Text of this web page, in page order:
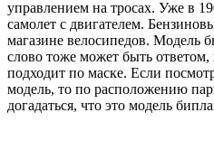
управлением на тросах. Уже в
самолет с двигателем.
магазине велосипедов. Модель
слово тоже может быть
подходит по маске. Если
модель, то по расположению
догадаться, что это модель